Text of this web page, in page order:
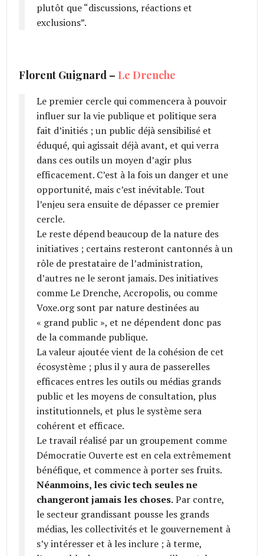
plutôt que “discussions, réactions et
exclusions”.
Florent Guignard – Le Drenche
Le premier cercle qui commencera à pouvoir
influer sur la vie publique et politique sera
fait d’initiés ; un public déjà sensibilisé et
éduqué, qui agissait déjà avant, et qui verra
dans ces outils un moyen d’agir plus
efficacement. C’est à la fois un danger et une
opportunité, mais c’est inévitable. Tout
l’enjeu sera ensuite de dépasser ce premier
cercle.
Le reste dépend beaucoup de la nature des
initiatives ; certains resteront cantonnés à un
rôle de prestataire de l’administration,
d’autres ne le seront jamais. Des initiatives
comme Le Drenche, Accropolis, ou comme
Voxe.org sont par nature destinées au
« grand public », et ne dépendent donc pas
de la commande publique.
La valeur ajoutée vient de la cohésion de cet
écosystème ; plus il y aura de passerelles
efficaces entres les outils ou médias grands
public et les moyens de consultation, plus
institutionnels, et plus le système sera
cohérent et efficace.
Le travail réalisé par un groupement comme
Démocratie Ouverte est en cela extrêmement
bénéfique, et commence à porter ses fruits.
Néanmoins, les civic tech seules ne
changeront jamais les choses.Par contre,
le secteur grandissant pousse les grands
médias, les collectivités et le gouvernement à
s’y intéresser et à les inclure ; à terme,